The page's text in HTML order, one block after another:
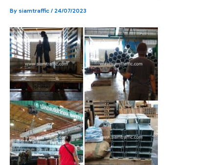
By siamtraffic / 24/07/2023